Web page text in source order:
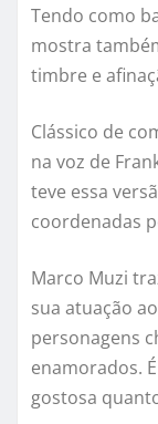
Tendo como
mostra
timbre e
Clássico de
na voz de
teve essa
coordenadas
Marco Muzi
sua atuação
personagens
enamorados.
gostosa